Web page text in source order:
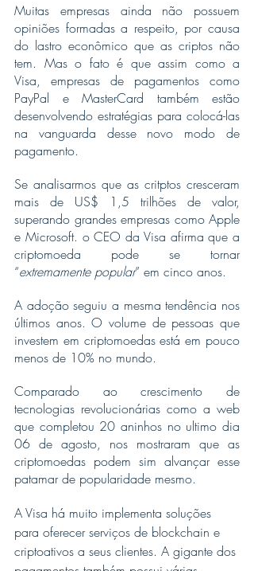
Muitas empresas ainda não possuem
opiniões formadas a respeito, por causa
do lastro econômico que as criptos não
tem. Mas o fato é que assim como a
Visa, empresas de pagamentos como
PayPal e MasterCard também estão
desenvolvendo estratégias para colocá-las
na vanguarda desse novo modo de
pagamento.
Se analisarmos que as critptos cresceram
mais de US$ 1,5 trilhões de valor,
superando grandes empresas como Apple
e Microsoft. o CEO da Visa afirma que a
criptomoeda pode se tornar
“extremamente popular” em cinco anos.
A adoção seguiu a mesma tendência nos
últimos anos. O volume de pessoas que
investem em criptomoedas está em pouco
menos de 10% no mundo.
Comparado ao crescimento de
tecnologias revolucionárias como a web
que completou 20 aninhos no ultimo dia
06 de agosto, nos mostraram que as
criptomoedas podem sim alvançar esse
patamar de popularidade mesmo.
A Visa há muito implementa soluções
para oferecer serviços de blockchain e
criptoativos a seus clientes. A gigante dos